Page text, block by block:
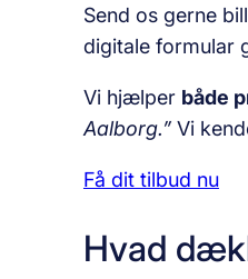
Send os gerne
digitale formular
Vi hjælper både
Aalborg.”Vi
Få dit tilbud nu
Hvad